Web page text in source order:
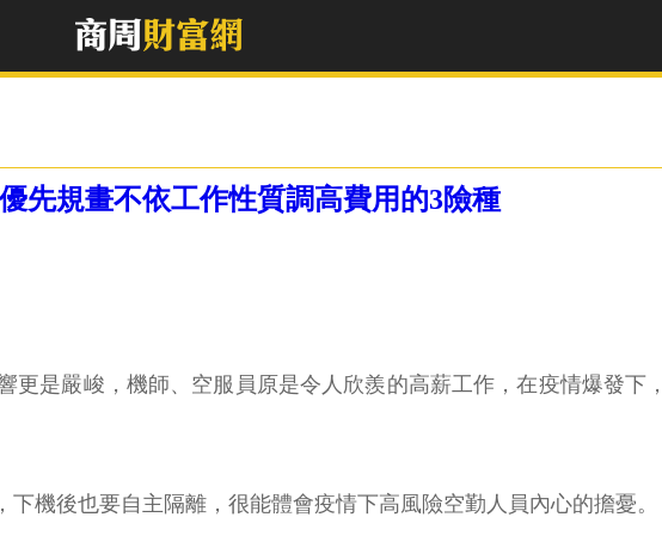
先規畫不依工作性質調高費用的3險種
是嚴峻，機師、空服員原是令人欣羨的高薪工作，在疫情爆發下
機後也要自主隔離，很能體會疫情下高風險空勤人員內心的擔憂。